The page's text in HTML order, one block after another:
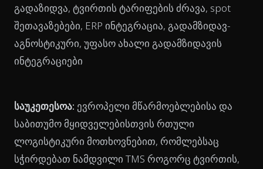
გადაზიდვა, ტვირთის ტარიფების ძრავა, spot
შეთავაზებები, ERP ინტეგრაცია, გადამზიდავ-
აგნოსტიკური, უფასო ახალი გადამზიდავის
ინტეგრაციები
საუკეთესოა: ევროპელი მწარმოებლებისა და
საბითუმო მყიდველებისთვის რთული
ლოგისტიკური მოთხოვნებით, რომლებსაც
სჭირდებათ ნამდვილი TMS როგორც ტვირთის,